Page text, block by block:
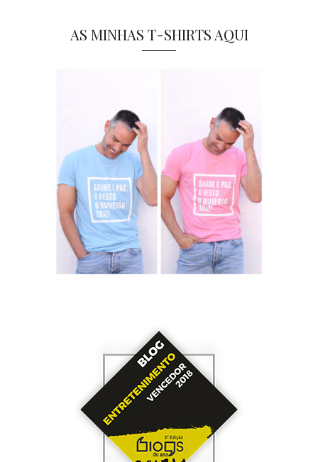
AS MINHAS T-SHIRTS AQUI